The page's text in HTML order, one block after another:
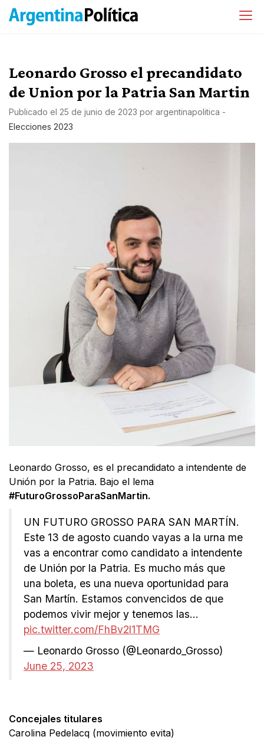
Leonardo Grosso el precandidato
de Union por la Patria San Martin
Publicado el 25 de junio de 2023 por argentinapolitica -
Elecciones 2023
Leonardo Grosso, es el precandidato a intendente de
Unión por la Patria. Bajo el lema
#FuturoGrossoParaSanMartin.
UN FUTURO GROSSO PARA SAN MARTÍN.
Este 13 de agosto cuando vayas a la urna me
vas a encontrar como candidato a intendente
de Unión por la Patria. Es mucho más que
una boleta, es una nueva oportunidad para
San Martín. Estamos convencidos de que
podemos vivir mejor y tenemos las…
pic.twitter.com/FhBv2l1TMG
— Leonardo Grosso (@Leonardo_Grosso)
June 25, 2023
Concejales titulares
Carolina Pedelacq (movimiento evita)